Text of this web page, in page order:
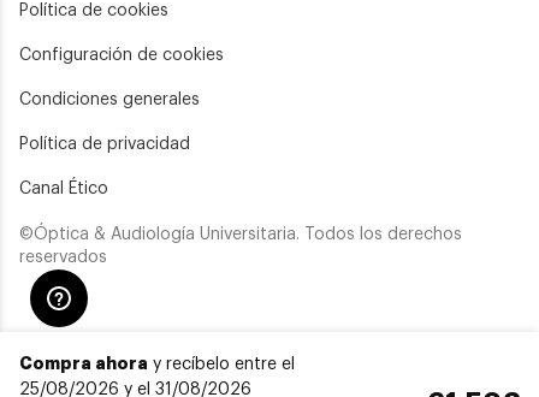
Compra ahora y recíbelo entre el
25/08/2026 y el 31/08/2026
Política de cookies
Configuración de cookies
Condiciones generales
Política de privacidad
Canal Ético
©Óptica & Audiología Universitaria. Todos los derechos
reservados